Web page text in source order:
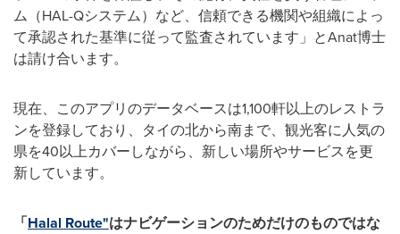
ム（HAL-Qシステム）など、信頼できる機関や組織によっ
て承認された基準に従って監査されています」とAnat博士
は請け合います。
現在、このアプリのデータベースは1,100軒以上のレストラ
ンを登録しており、タイの北から南まで、観光客に人気の
県を40以上カバーしながら、新しい場所やサービスを更
新しています。
「Halal Route"はナビゲーションのためだけのものではな